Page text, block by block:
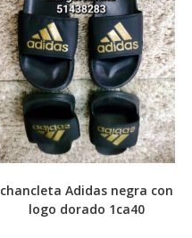
chancleta Adidas negra con
logo dorado 1ca40